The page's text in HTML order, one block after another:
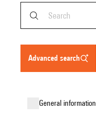
advanced search
general information